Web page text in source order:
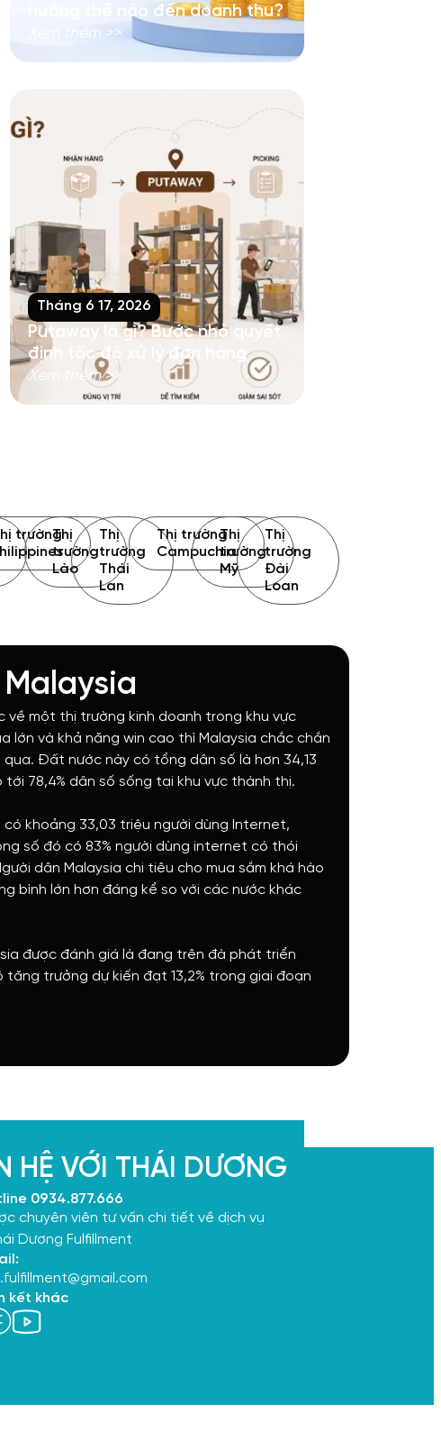
hưởng thế nào đến doanh thu?
Xem thêm >>
Tháng 6 17, 2026
Putaway là gì? Bước nhỏ quyết
định tốc độ xử lý đơn hàng
Xem thêm >>
trườngThị
trường
Lào
Thị
trường
Thái
Lan
Thị trường
Campuchia
Thị
trường
Mỹ
Thị
trường
Đài
Loan
về một thị trường kinh doanh trong khu vực
lớn và khả năng win cao thì Malaysia chắc chắn
Đất nước này có tổng dân số là hơn 34,13
78,4% dân số sống tại khu vực thành thị.
có khoảng 33,03 triệu người dùng Internet,
số đó có 83% người dùng internet có thói
dân Malaysia chi tiêu cho mua sắm khá hào
bình lớn hơn đáng kể so với các nước khác
được đánh giá là đang trên đà phát triển
trưởng dự kiến đạt 13,2% trong giai đoạn
HỆ VỚI THÁI DƯƠNG
0934.877.666
chuyên viên tư vấn chi tiết về dịch vụ
Dương Fulfillment
kết khác